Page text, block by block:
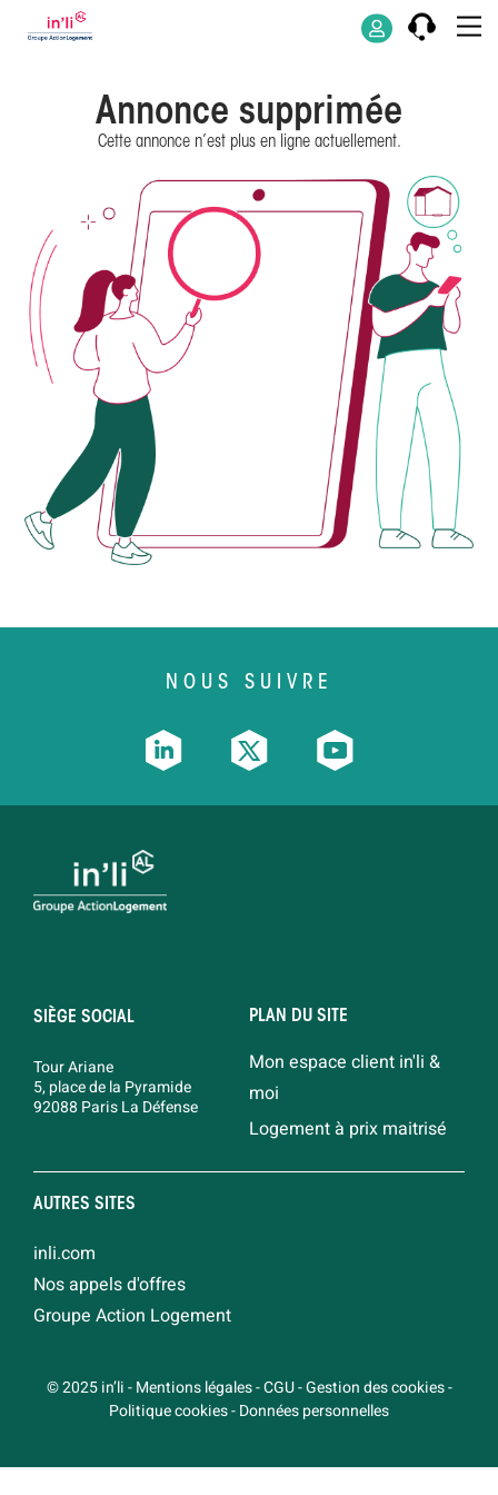
Annonce supprimée
Cette annonce n’est plus en ligne actuellement.
NOUS SUIVRE
SIÈGE SOCIAL
Tour Ariane
5, place de la Pyramide
92088 Paris La Défense
PLAN DU SITE
Mon espace client in'li &
moi
Logement à prix maitrisé
AUTRES SITES
inli.com
Nos appels d'offres
Groupe Action Logement
© 2025 in’li-Mentions légales-CGU-Gestion des cookies-
Politique cookies-Données personnelles